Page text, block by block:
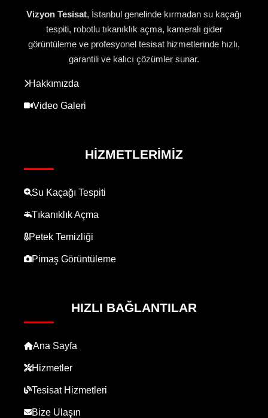
Vizyon Tesisat, İstanbul genelinde kırmadan su kaçağı
tespiti, robotlu tıkanıklık açma, kameralı gider
görüntüleme ve profesyonel tesisat hizmetlerinde hızlı,
garantili ve kalıcı çözümler sunar.
Hakkımızda
Video Galeri
HIZMETLERIMIZ
Su Kaçağı Tespiti
Tıkanıklık Açma
Petek Temizliği
Pimaş Görüntüleme
HIZLI BAĞLANTILAR
Ana Sayfa
Hizmetler
Tesisat Hizmetleri
Bize Ulaşın